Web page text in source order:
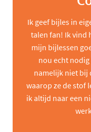
Ik geef bijles in
talen fan! Ik vind
mijn bijlessen
nou echt
namelijk niet bij
waarop ze de stof
ik altijd naar een